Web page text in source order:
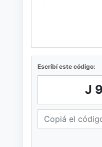
Escribí este código: